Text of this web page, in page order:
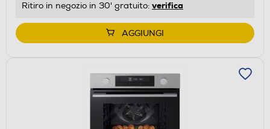
Ritiro in negozio in 30' gratuito: verifica
AGGIUNGI